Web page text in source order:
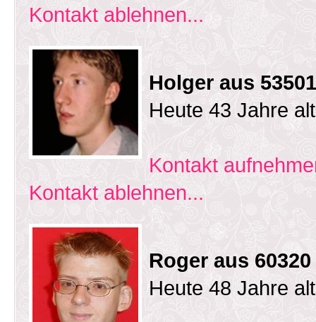
Kontakt ablehnen...
Holger aus
Heute 43 Jahre
Kontakt
Kontakt ablehnen...
Roger aus
Heute 48 Jahre